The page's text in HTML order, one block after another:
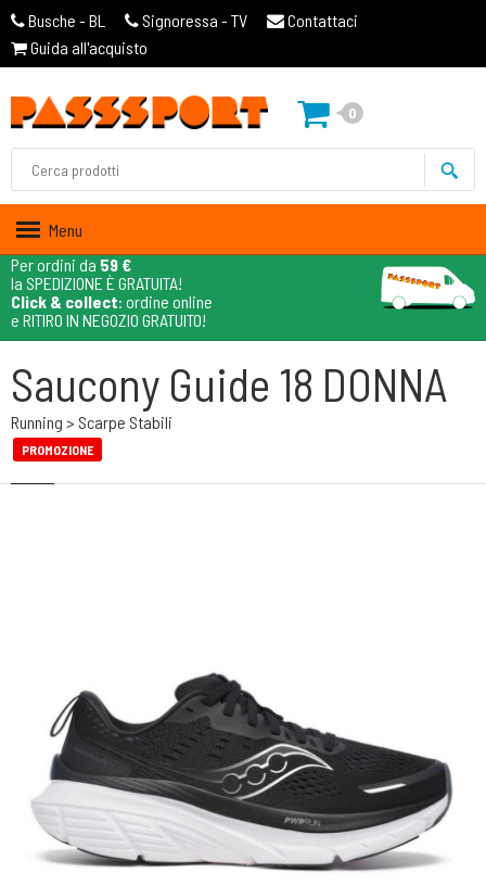
Busche - BL Signoressa - TV
Contattaci
Guida all'acquisto
0
Menu
Per ordini da 59 €
la SPEDIZIONE È GRATUITA!
Click & collect: ordine online
e RITIRO IN NEGOZIO GRATUITO!
Saucony Guide 18 DONNA
Running > Scarpe Stabili
PROMOZIONE